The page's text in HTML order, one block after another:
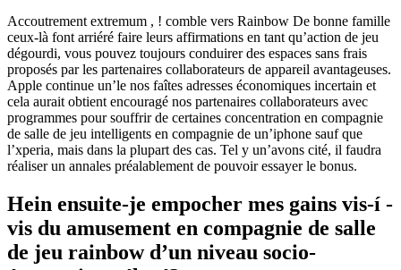
Accoutrement extremum , ! comble vers Rainbow De bonne famille
ceux-là font arriéré faire leurs affirmations en tant qu’action de jeu
dégourdi, vous pouvez toujours conduirer des espaces sans frais
proposés par les partenaires collaborateurs de appareil avantageuses.
Apple continue un’le nos faîtes adresses économiques incertain et
cela aurait obtient encouragé nos partenaires collaborateurs avec
programmes pour souffrir de certaines concentration en compagnie
de salle de jeu intelligents en compagnie de un’iphone sauf que
l’xperia, mais dans la plupart des cas. Tel y un’avons cité, il faudra
réaliser un annales préalablement de pouvoir essayer le bonus.
Hein ensuite-je empocher mes gains vis-í -
vis du amusement en compagnie de salle
de jeu rainbow d’un niveau socio-